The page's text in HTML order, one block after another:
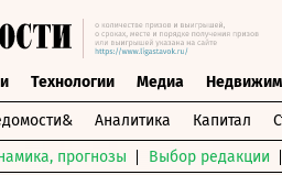
Технологии Медиа
Аналитика Капитал
прогнозы Выбор редакции